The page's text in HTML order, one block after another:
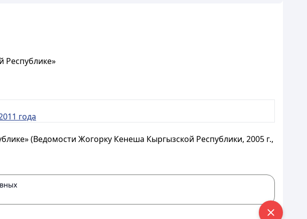
Республике»
года
(Ведомости Жогорку Кенеша Кыргызской Республики, 2005 г.,